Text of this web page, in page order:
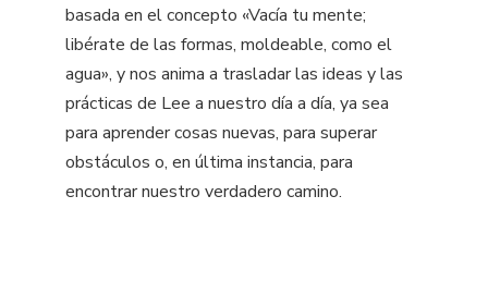
basada en el concepto «Vacía tu mente;
libérate de las formas, moldeable, como el
agua», y nos anima a trasladar las ideas y las
prácticas de Lee a nuestro día a día, ya sea
para aprender cosas nuevas, para superar
obstáculos o, en última instancia, para
encontrar nuestro verdadero camino.